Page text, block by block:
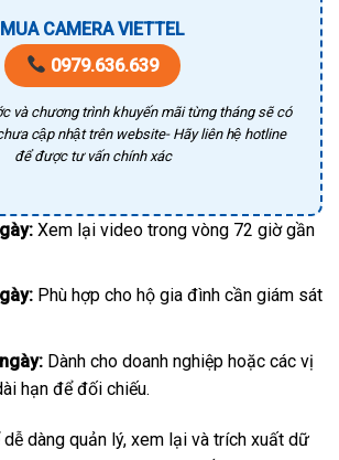
MUA CAMERA VIETTEL
0979.636.639
và chương trình khuyến mãi từng tháng sẽ có
cập nhật trên website- Hãy liên hệ hotline
để được tư vấn chính xác
Xem lại video trong vòng 72 giờ gần
Phù hợp cho hộ gia đình cần giám sát
Dành cho doanh nghiệp hoặc các vị
hạn để đối chiếu.
dễ dàng quản lý, xem lại và trích xuất dữ